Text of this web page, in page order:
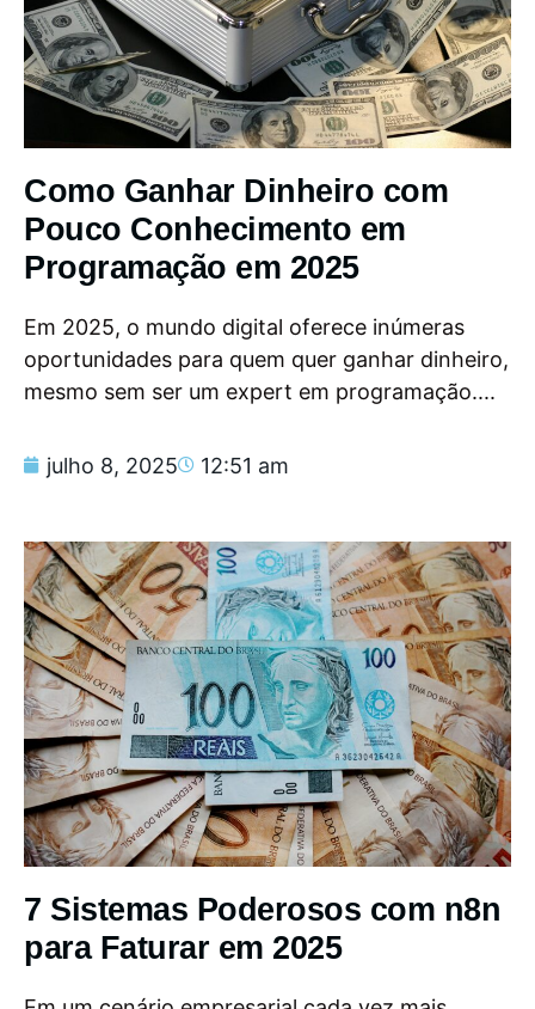
Como Ganhar Dinheiro com
Pouco Conhecimento em
Programação em 2025
Em 2025, o mundo digital oferece inúmeras
oportunidades para quem quer ganhar dinheiro,
mesmo sem ser um expert em programação....
julho 8, 2025 12:51 am
7 Sistemas Poderosos com n8n
para Faturar em 2025